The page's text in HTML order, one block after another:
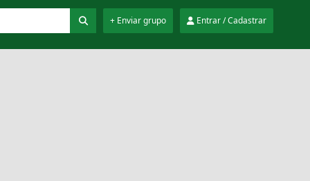
Entrar / Cadastrar
+ Enviar grupo